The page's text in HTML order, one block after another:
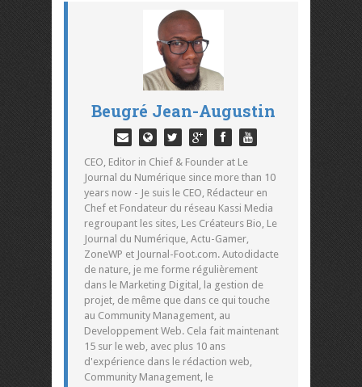
Beugré Jean-Augustin
CEO, Editor in Chief & Founder at Le
Journal du Numérique since more than 10
years now - Je suis le CEO, Rédacteur en
Chef et Fondateur du réseau Kassi Media
regroupant les sites, Les Créateurs Bio, Le
Journal du Numérique, Actu-Gamer,
ZoneWP et Journal-Foot.com. Autodidacte
de nature, je me forme régulièrement
dans le Marketing Digital, la gestion de
projet, de même que dans ce qui touche
au Community Management, au
Developpement Web. Cela fait maintenant
15 sur le web, avec plus 10 ans
d'expérience dans le rédaction web,
Community Management, le